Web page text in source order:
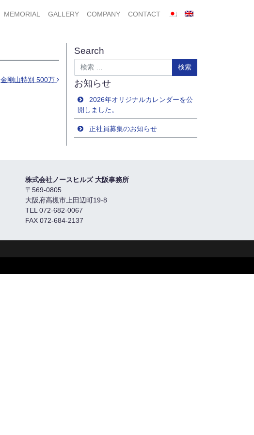
MEMORIAL GALLERY COMPANY CONTACT
金剛山特別 500万
Search
検索
お知らせ
2026年オリジナルカレンダーを公
開しました。
正社員募集のお知らせ
株式会社ノースヒルズ 大阪事務所
〒569-0805
大阪府高槻市上田辺町19-8
TEL 072-682-0067
FAX 072-684-2137